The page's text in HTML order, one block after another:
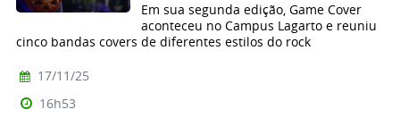
Em sua segunda edição, Game Cover
aconteceu no Campus Lagarto e reuniu
cinco bandas covers de diferentes estilos do rock
17/11/25
16h53